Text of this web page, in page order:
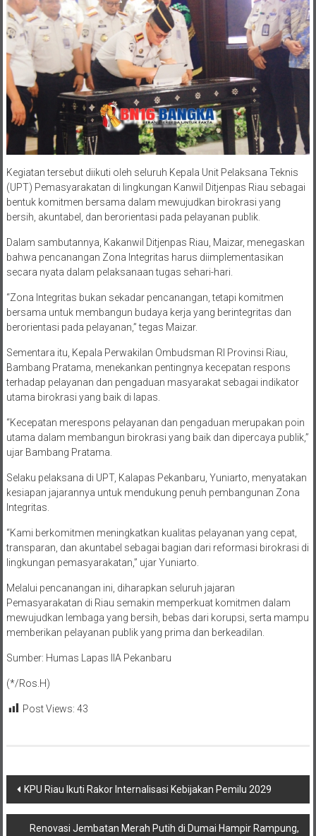
Kegiatan tersebut diikuti oleh seluruh Kepala Unit Pelaksana Teknis
(UPT) Pemasyarakatan di lingkungan Kanwil Ditjenpas Riau sebagai
bentuk komitmen bersama dalam mewujudkan birokrasi yang
bersih, akuntabel, dan berorientasi pada pelayanan publik.
Dalam sambutannya, Kakanwil Ditjenpas Riau, Maizar, menegaskan
bahwa pencanangan Zona Integritas harus diimplementasikan
secara nyata dalam pelaksanaan tugas sehari-hari.
“Zona Integritas bukan sekadar pencanangan, tetapi komitmen
bersama untuk membangun budaya kerja yang berintegritas dan
berorientasi pada pelayanan,” tegas Maizar.
Sementara itu, Kepala Perwakilan Ombudsman RI Provinsi Riau,
Bambang Pratama, menekankan pentingnya kecepatan respons
terhadap pelayanan dan pengaduan masyarakat sebagai indikator
utama birokrasi yang baik di lapas.
“Kecepatan merespons pelayanan dan pengaduan merupakan poin
utama dalam membangun birokrasi yang baik dan dipercaya publik,”
ujar Bambang Pratama.
Selaku pelaksana di UPT, Kalapas Pekanbaru, Yuniarto, menyatakan
kesiapan jajarannya untuk mendukung penuh pembangunan Zona
Integritas.
“Kami berkomitmen meningkatkan kualitas pelayanan yang cepat,
transparan, dan akuntabel sebagai bagian dari reformasi birokrasi di
lingkungan pemasyarakatan,” ujar Yuniarto.
Melalui pencanangan ini, diharapkan seluruh jajaran
Pemasyarakatan di Riau semakin memperkuat komitmen dalam
mewujudkan lembaga yang bersih, bebas dari korupsi, serta mampu
memberikan pelayanan publik yang prima dan berkeadilan.
Sumber: Humas Lapas llA Pekanbaru
(*/Ros.H)
Post Views: 43
Navigasi
pos
KPU Riau Ikuti Rakor Internalisasi Kebijakan Pemilu 2029
Renovasi Jembatan Merah Putih di Dumai Hampir Rampung,